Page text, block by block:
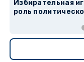
Избирательная
роль